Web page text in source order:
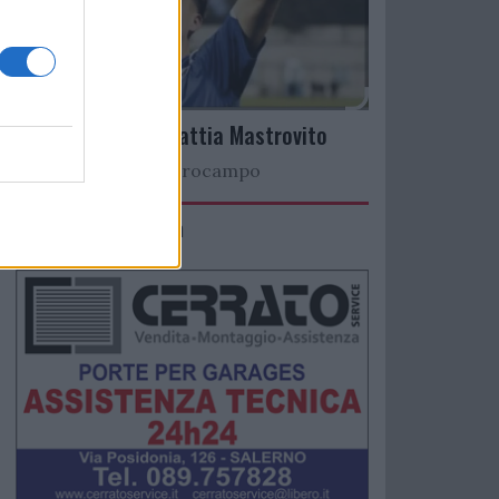
Arriva il talento Mattia Mastrovito
Nuovo colpo a centrocampo
IMACO Promosolution